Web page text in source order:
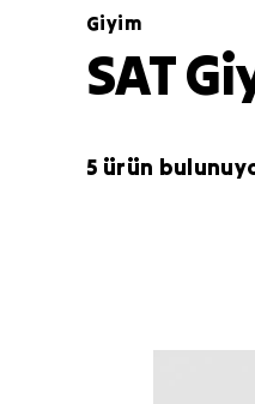
Giyim
SAT
5 ürün